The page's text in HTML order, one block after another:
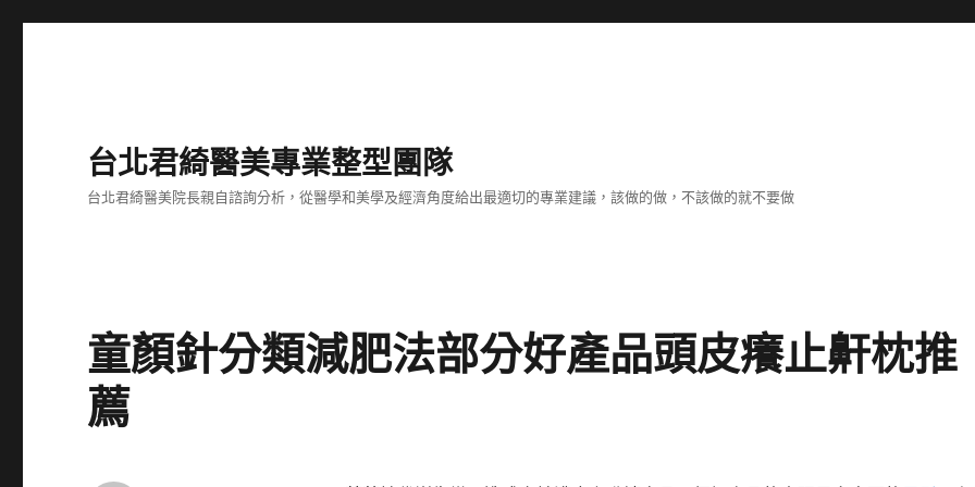
台北君綺醫美專業整型團隊
台北君綺醫美院長親自諮詢分析，從醫學和美學及經濟角度給出最適切的專業建議，該做的做，不該做的就不要做
童顏針分類減肥法部分好產品頭皮癢止鼾枕推
薦